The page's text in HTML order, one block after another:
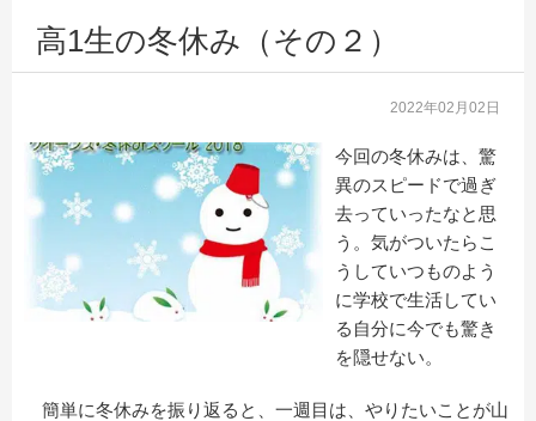
高1生の冬休み（その２）
2022年02月02日
今回の冬休みは、驚
異のスピードで過ぎ
去っていったなと思
う。気がついたらこ
うしていつものよう
に学校で生活してい
る自分に今でも驚き
を隠せない。
簡単に冬休みを振り返ると、一週目は、やりたいことが山